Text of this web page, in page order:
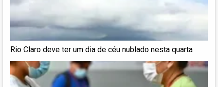
Rio Claro deve ter um dia de céu nublado nesta quarta